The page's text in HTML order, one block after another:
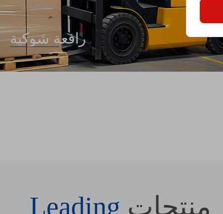
السيارات
جزازة العشب
Leading منتجات